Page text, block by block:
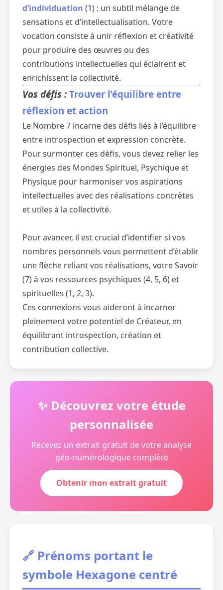
d’individuation (1) : un subtil mélange de
sensations et d’intellectualisation. Votre
vocation consiste à unir réflexion et créativité
pour produire des œuvres ou des
contributions intellectuelles qui éclairent et
enrichissent la collectivité.
Vos défis : Trouver l’équilibre entre
réflexion et action
Le Nombre 7 incarne des défis liés à l’équilibre
entre introspection et expression concrète.
Pour surmonter ces défis, vous devez relier les
énergies des Mondes Spirituel, Psychique et
Physique pour harmoniser vos aspirations
intellectuelles avec des réalisations concrètes
et utiles à la collectivité.
Pour avancer, il est crucial d’identifier si vos
nombres personnels vous permettent d’établir
une flèche reliant vos réalisations, votre Savoir
(7) à vos ressources psychiques (4, 5, 6) et
spirituelles (1, 2, 3).
Ces connexions vous aideront à incarner
pleinement votre potentiel de Créateur, en
équilibrant introspection, création et
contribution collective.
✨ Découvrez votre étude
personnalisée
Recevez un extrait gratuit de votre analyse
géo-numérologique complète
Obtenir mon extrait gratuit
🔗 Prénoms portant le
symbole Hexagone centré